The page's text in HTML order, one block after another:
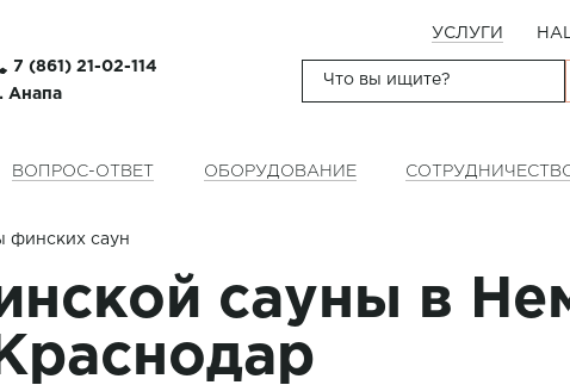
УСЛУГИ
7 (861) 21-02-114
Анапа
ВОПРОС-ОТВЕТ ОБОРУДОВАНИЕ
финских саун
сауны в